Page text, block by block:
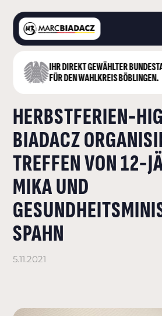
IHR DIREKT GEWÄHLTER
FÜR DEN WAHLKREIS BÖBLINGEN.
STARTSEITE
LANDKREIS
DEUTSCHER
AKTUELLES
KONTAKT
HERBSTFERIEN-
BIADACZ
TREFFEN VON 12-
MIKA UND
SPAHN
5.11.2021